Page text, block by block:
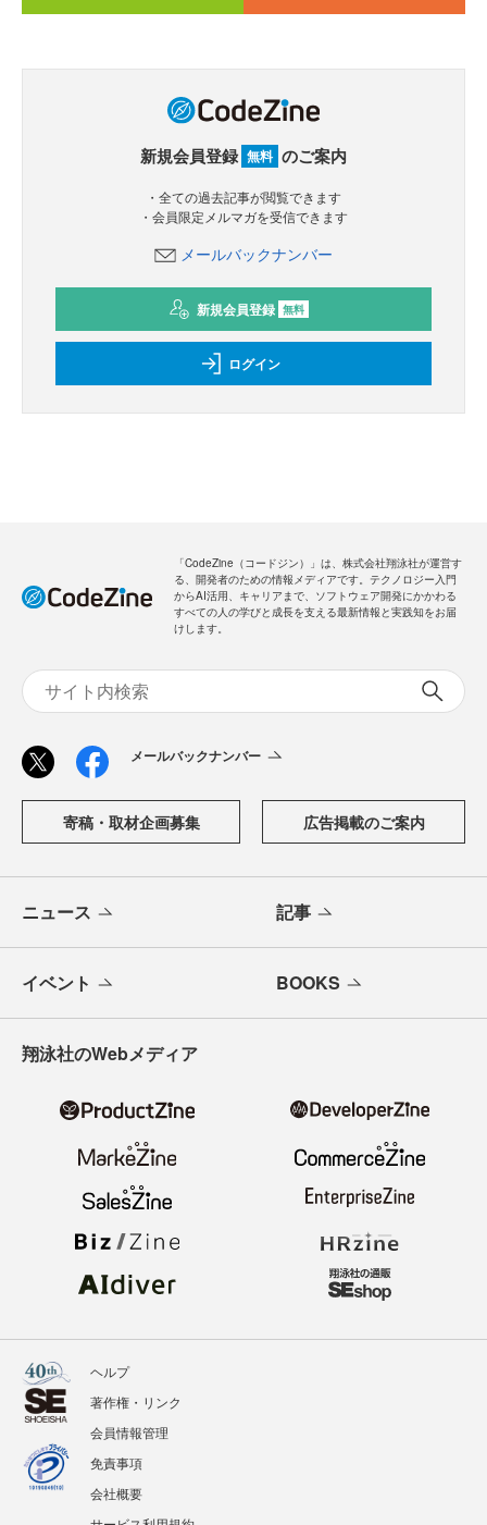
新規会員登録 無料 のご案内
・全ての過去記事が閲覧できます
・会員限定メルマガを受信できます
メールバックナンバー
新規会員登録 無料
ログイン
「CodeZine（コードジン）」は、株式会社翔泳社が運営す
る、開発者のための情報メディアです。テクノロジー入門
からAI活用、キャリアまで、ソフトウェア開発にかかわる
すべての人の学びと成長を支える最新情報と実践知をお届
けします。
メールバックナンバー
寄稿・取材企画募集 広告掲載のご案内
ニュース 記事
イベント BOOKS
翔泳社のWebメディア
ヘルプ
著作権・リンク
会員情報管理
免責事項
会社概要